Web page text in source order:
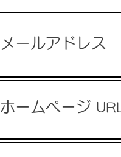
メールアドレス
ホームページ URL